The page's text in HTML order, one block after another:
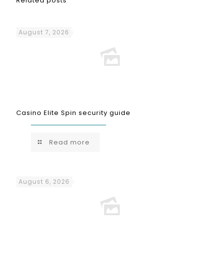
August 7, 2026
Casino Elite Spin security guide
Read more
August 6, 2026